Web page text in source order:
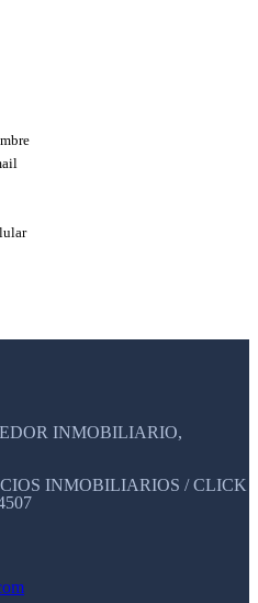
INMOBILIARIO,
INMOBILIARIOS / CLICK